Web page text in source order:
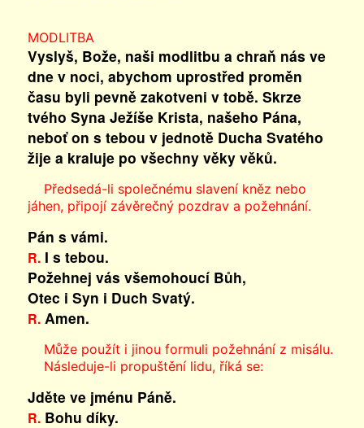
MODLITBA
Vyslyš, Bože, naši modlitbu a chraň nás ve
dne v noci, abychom uprostřed proměn
času byli pevně zakotveni v tobě. Skrze
tvého Syna Ježíše Krista, našeho Pána,
neboť on s tebou v jednotě Ducha Svatého
žije a kraluje po všechny věky věků.
Předsedá-li společnému slavení kněz nebo
jáhen, připojí závěrečný pozdrav a požehnání.
Pán s vámi.
R.I s tebou.
Požehnej vás všemohoucí Bůh,
Otec i Syn i Duch Svatý.
R.Amen.
Může použít i jinou formuli požehnání z misálu.
Následuje-li propuštění lidu, říká se:
Jděte ve jménu Páně.
R.Bohu díky.